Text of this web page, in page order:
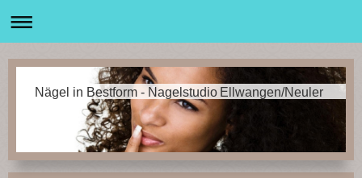
Nägel in Bestform - Nagelstudio Ellwangen/Neuler